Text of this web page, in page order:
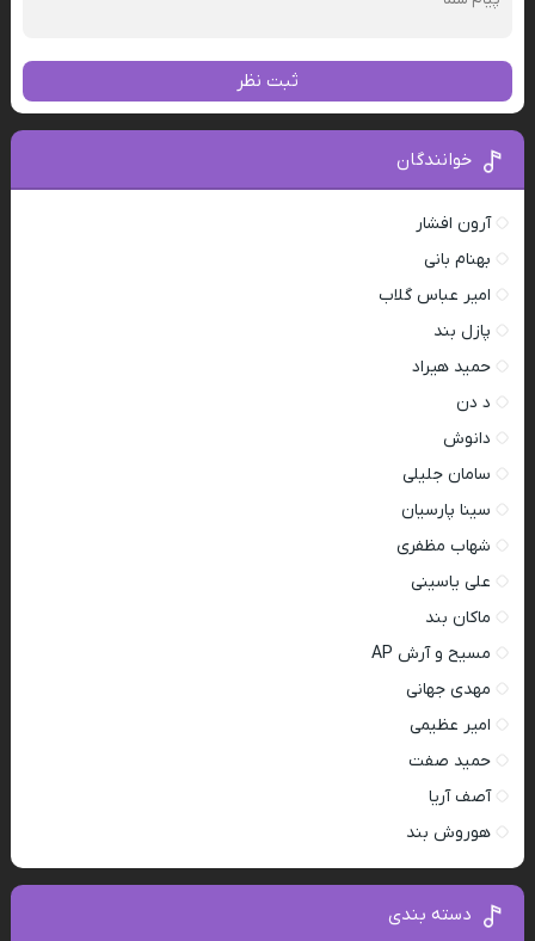
ثبت نظر
خوانندگان
آرون افشار
بهنام بانی
امیر عباس گلاب
پازل بند
حمید هیراد
د دن
دانوش
سامان جلیلی
سینا پارسیان
شهاب مظفری
علی یاسینی
ماکان بند
مسیح و آرش AP
مهدی جهانی
امیر عظیمی
حمید صفت
آصف آریا
هوروش بند
دسته بندی